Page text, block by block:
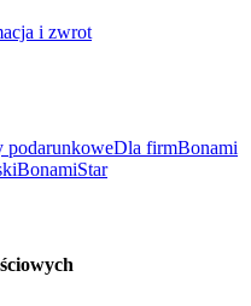
i zwrot
podarunkoweDla firmBonami
BonamiStar